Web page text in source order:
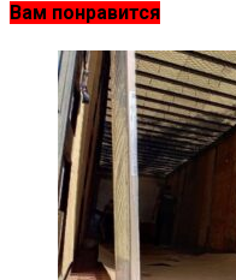
Вам понравится